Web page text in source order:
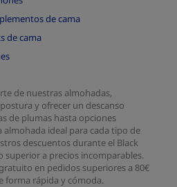
de cama
de cama
de nuestras almohadas,
y ofrecer un descanso
de plumas hasta opciones
ideal para cada tipo de
descuentos durante el Black
superior a precios incomparables.
en pedidos superiores a 80€
forma rápida y cómoda.